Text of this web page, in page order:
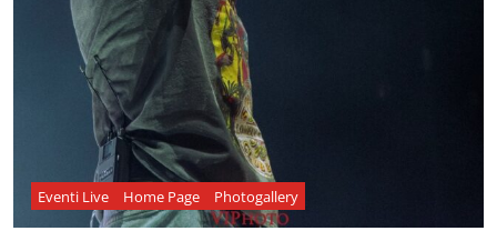
Eventi Live Home Page Photogallery